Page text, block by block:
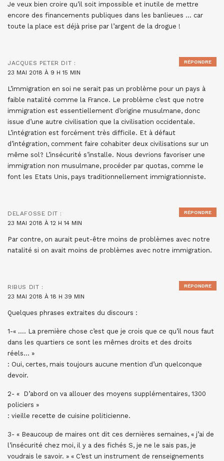
Je veux bien croire qu’il soit impossible et inutile de mettre
encore des financements publiques dans les banlieues … car
toute la place est déjà prise par l’argent de la drogue !
JACQUES PETER DIT :
23 MAI 2018 À 9 H 15 MIN
L’immigration en soi ne serait pas un problème pour un pays à
faible natalité comme la France. Le problème c’est que notre
immigration est essentiellement d’origine musulmane, donc
issue d’une autre civilisation que la civilisation occidentale.
L’intégration est forcément très difficile. Et à défaut
d’intégration, comment faire cohabiter deux civilisations sur un
même sol? L’insécurité s’installe. Nous devrions favoriser une
immigration non musulmane, procéder par quotas, comme le
font les Etats Unis, pays traditionnellement immigrationniste.
RÉPONDRE
DELAFOSSE DIT :
23 MAI 2018 À 12 H 14 MIN
Par contre, on aurait peut-être moins de problèmes avec notre
natalité si on avait moins de problèmes avec notre immigration.
RÉPONDRE
RIBUS DIT :
23 MAI 2018 À 18 H 39 MIN
Quelques phrases extraites du discours :
1-« …. La première chose c’est que je crois que ce qu’il nous faut
dans les quartiers ce sont les mêmes droits et des droits
réels… »
: Oui, certes, mais toujours aucune mention d’un quelconque
devoir.
2- « D’abord on va allouer des moyens supplémentaires, 1300
policiers »
: vieille recette de cuisine politicienne.
3- « Beaucoup de maires ont dit ces dernières semaines, « j’ai de
l’insécurité chez moi, il y a des fichés S, je ne le sais pas, je
voudrais le savoir. » « C’est un instrument de renseignements
RÉPONDRE